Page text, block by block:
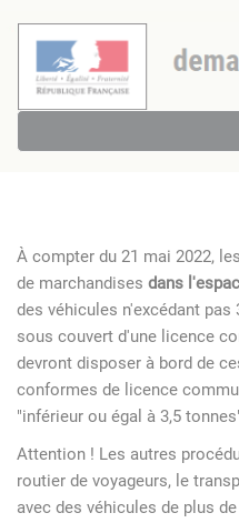
À compter du 21 mai 2022,
de marchandises dans
des véhicules n'excédant
sous couvert d'une licence
devront disposer à bord de
conformes de licence
"inférieur ou égal à 3,5
Attention ! Les autres
routier de voyageurs, le
avec des véhicules de plus